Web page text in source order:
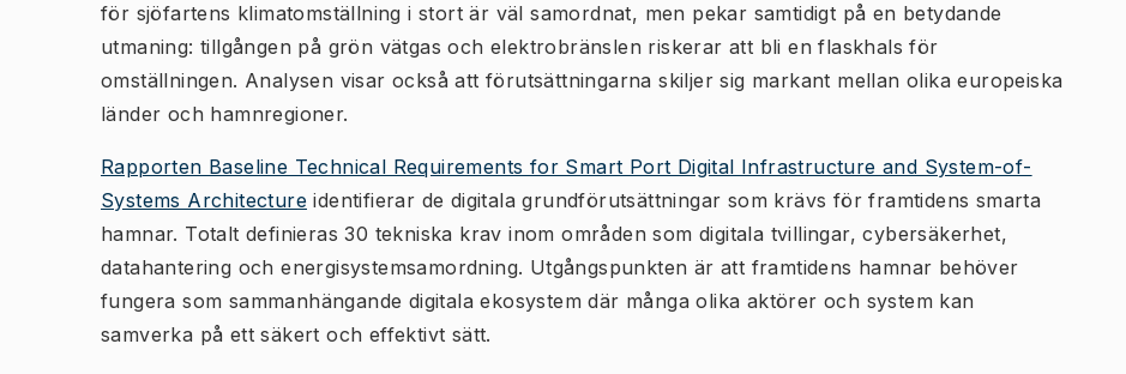
för sjöfartens klimatomställning i stort är väl samordnat, men pekar samtidigt på en betydande
utmaning: tillgången på grön vätgas och elektrobränslen riskerar att bli en flaskhals för
omställningen. Analysen visar också att förutsättningarna skiljer sig markant mellan olika europeiska
länder och hamnregioner.
Rapporten Baseline Technical Requirements for Smart Port Digital Infrastructure and System-of-
Systems Architecture identifierar de digitala grundförutsättningar som krävs för framtidens smarta
hamnar. Totalt definieras 30 tekniska krav inom områden som digitala tvillingar, cybersäkerhet,
datahantering och energisystemsamordning. Utgångspunkten är att framtidens hamnar behöver
fungera som sammanhängande digitala ekosystem där många olika aktörer och system kan
samverka på ett säkert och effektivt sätt.